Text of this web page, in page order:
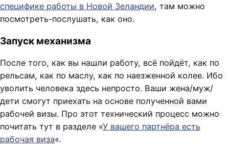
специфике работы в Новой Зеландии, там можно
посмотреть-послушать, как оно.
Запуск механизма
После того, как вы нашли работу, всё пойдёт, как по
рельсам, как по маслу, как по наезженной колее. Ибо
уволить человека здесь непросто. Ваши жена/муж/
дети смогут приехать на основе полученной вами
рабочей визы. Про этот технический процесс можно
почитать тут в разделе «У вашего партнёра есть
рабочая виза«.